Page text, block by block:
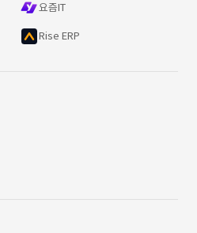
요즘IT
Rise ERP